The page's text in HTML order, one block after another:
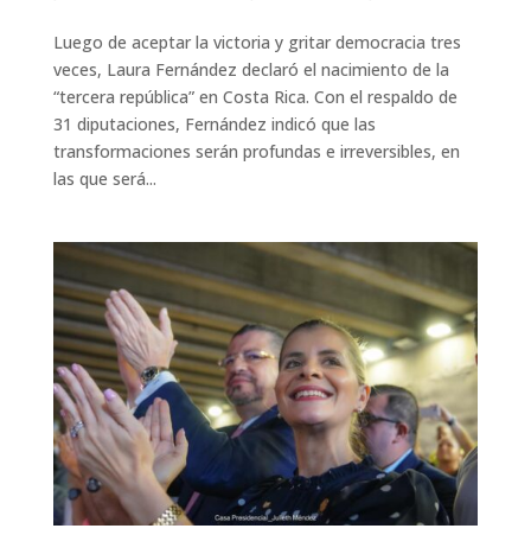
Luego de aceptar la victoria y gritar democracia tres
veces, Laura Fernández declaró el nacimiento de la
“tercera república” en Costa Rica. Con el respaldo de
31 diputaciones, Fernández indicó que las
transformaciones serán profundas e irreversibles, en
las que será...